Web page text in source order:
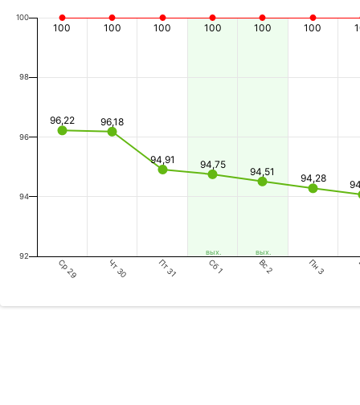
вых. вых.
96,22 96,18
94,91 94,75
94,51
94,28
100 100 100 100 100 100
Ср 29 Чт 30 Пт 31 Сб 1 Вс 2 Пн 3
92
94
96
98
100